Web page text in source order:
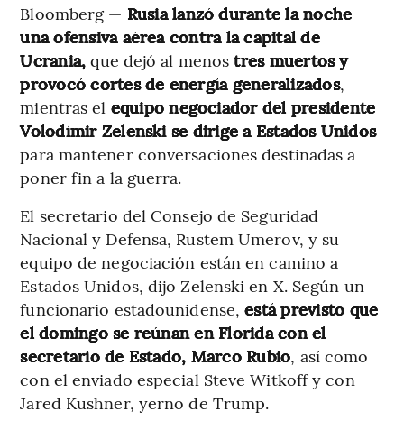
Bloomberg — Rusia lanzó durante la noche
una ofensiva aérea contra la capital de
Ucrania, que dejó al menos tres muertos y
provocó cortes de energía generalizados,
mientras el equipo negociador del presidente
Volodímir Zelenski se dirige a Estados Unidos
para mantener conversaciones destinadas a
poner fin a la guerra.
El secretario del Consejo de Seguridad
Nacional y Defensa, Rustem Umerov, y su
equipo de negociación están en camino a
Estados Unidos, dijo Zelenski en X. Según un
funcionario estadounidense,está previsto que
el domingo se reúnan en Florida con el
secretario de Estado, Marco Rubio, así como
con el enviado especial Steve Witkoff y con
Jared Kushner, yerno de Trump.